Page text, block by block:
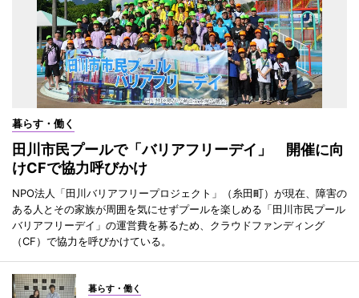
暮らす・働く
田川市民プールで「バリアフリーデイ」 開催に向
けCFで協力呼びかけ
NPO法人「田川バリアフリープロジェクト」（糸田町）が現在、障害の
ある人とその家族が周囲を気にせずプールを楽しめる「田川市民プール
バリアフリーデイ」の運営費を募るため、クラウドファンディング
（CF）で協力を呼びかけている。
暮らす・働く